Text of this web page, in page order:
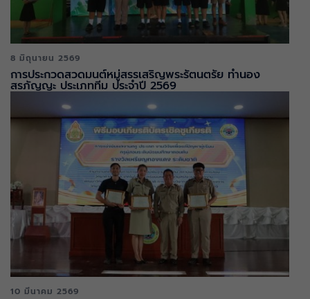
8 มิถุนายน 2569
การประกวดสวดมนต์หมู่สรรเสริญพระรัตนตรัย ทำนอง
สรภัญญะ ประเภททีม ประจำปี 2569
10 มีนาคม 2569